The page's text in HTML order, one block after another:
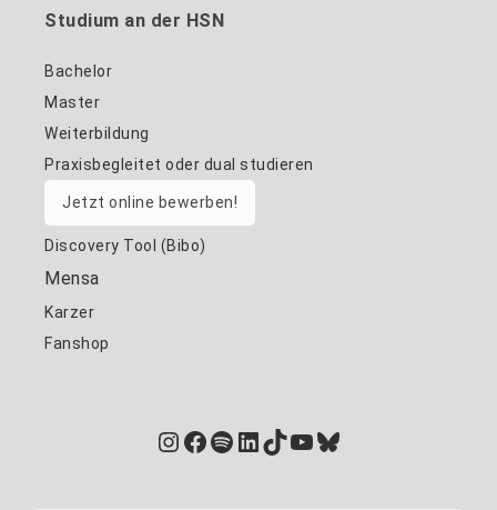
Studium an der HSN
Bachelor
Master
Weiterbildung
Praxisbegleitet oder dual studieren
Jetzt online bewerben!
Discovery Tool (Bibo)
Mensa
Karzer
Fanshop
Instagram
Facebook
Spotify
LinkedIn
TikTok
YouTube
Bluesky